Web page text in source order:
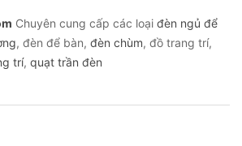
Chuyên cung cấp các loại đèn ngủ để
, đèn để bàn, đèn chùm, đồ trang trí,
trí, quạt trần đèn